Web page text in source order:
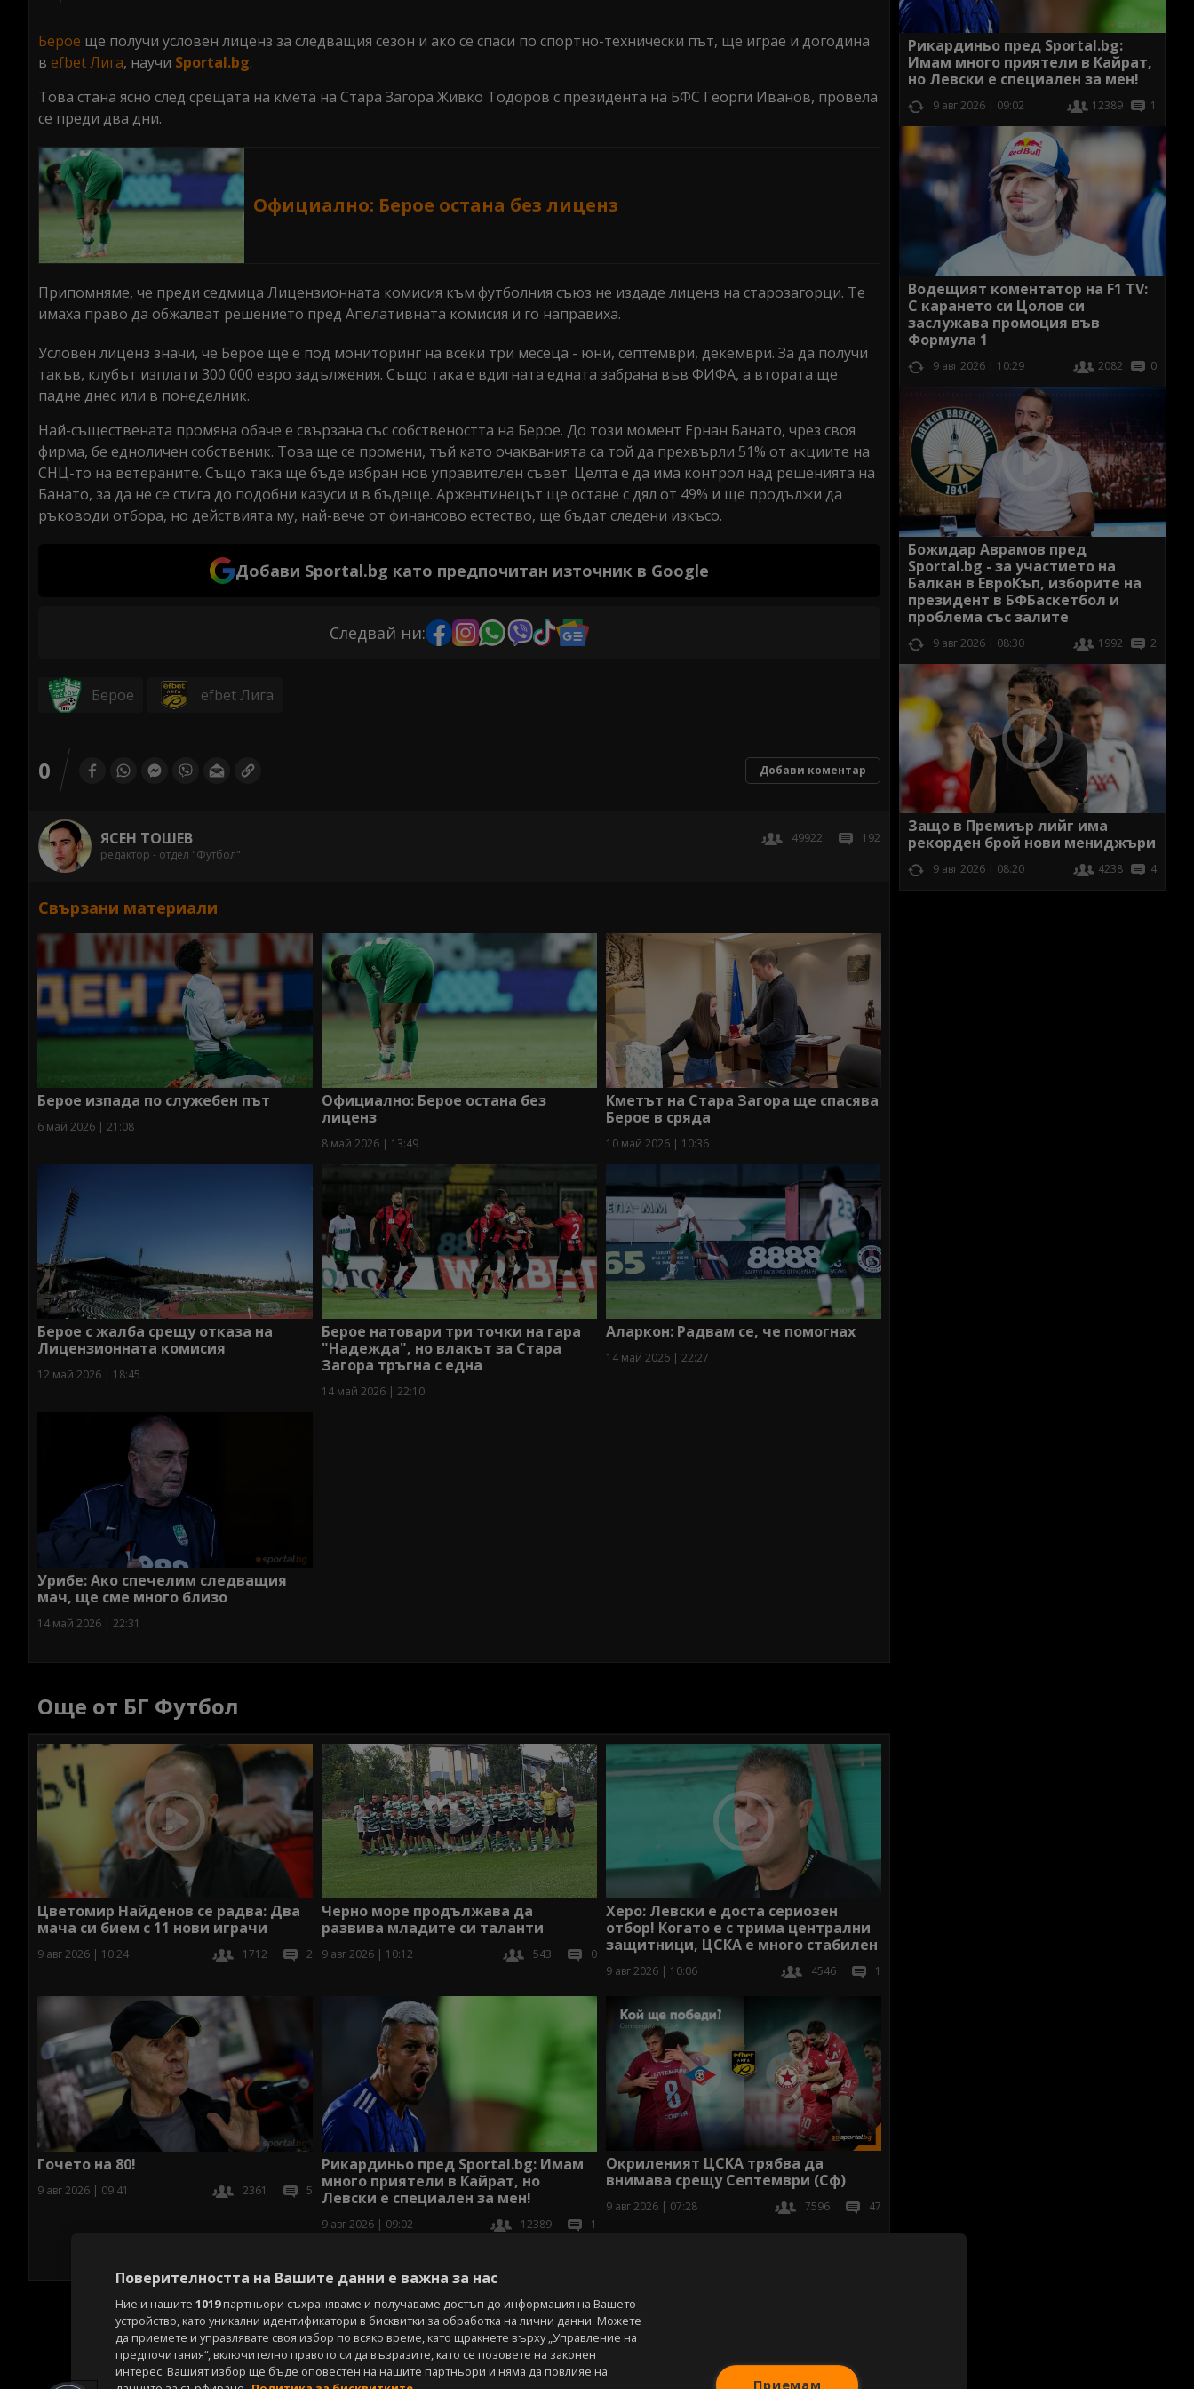
Берое ще получи условен лиценз за следващия сезон и ако се спаси по спортно-технически път, ще играе и догодина
в efbet Лига, научи Sportal.bg.
Това стана ясно след срещата на кмета на Стара Загора Живко Тодоров с президента на БФС Георги Иванов, провела
се преди два дни.
Официално: Берое остана без лиценз
Припомняме, че преди седмица Лицензионната комисия към футболния съюз не издаде лиценз на старозагорци. Те
имаха право да обжалват решението пред Апелативната комисия и го направиха.
Условен лиценз значи, че Берое ще е под мониторинг на всеки три месеца - юни, септември, декември. За да получи
такъв, клубът изплати 300 000 евро задължения. Също така е вдигната едната забрана във ФИФА, а втората ще
падне днес или в понеделник.
Най-съществената промяна обаче е свързана със собствеността на Берое. До този момент Ернан Банато, чрез своя
фирма, бе едноличен собственик. Това ще се промени, тъй като очакванията са той да прехвърли 51% от акциите на
СНЦ-то на ветераните. Също така ще бъде избран нов управителен съвет. Целта е да има контрол над решенията на
Банато, за да не се стига до подобни казуси и в бъдеще. Аржентинецът ще остане с дял от 49% и ще продължи да
ръководи отбора, но действията му, най-вече от финансово естество, ще бъдат следени изкъсо.
Добави Sportal.bg като предпочитан източник в Google
Следвай ни:
Берое efbet Лига
0 Добави коментар
ЯСЕН ТОШЕВ
редактор - отдел "Футбол"
49922 192
Свързани материали
Берое изпада по служебен път
6 май 2026 | 21:08
Официално: Берое остана без
лиценз
8 май 2026 | 13:49
Кметът на Стара Загора ще спасява
Берое в сряда
10 май 2026 | 10:36
Берое с жалба срещу отказа на
Лицензионната комисия
12 май 2026 | 18:45
Берое натовари три точки на гара
"Надежда", но влакът за Стара
Загора тръгна с една
14 май 2026 | 22:10
Аларкон: Радвам се, че помогнах
14 май 2026 | 22:27
Урибе: Ако спечелим следващия
мач, ще сме много близо
14 май 2026 | 22:31
Още от БГ Футбол
Цветомир Найденов се радва: Два
мача си бием с 11 нови играчи
9 авг 2026 | 10:24 1712 2
Черно море продължава да
развива младите си таланти
9 авг 2026 | 10:12 543 0
Херо: Левски е доста сериозен
отбор! Когато е с трима централни
защитници, ЦСКА е много стабилен
9 авг 2026 | 10:06 4546 1
Гочето на 80!
9 авг 2026 | 09:41 2361 5
Рикардиньо пред Sportal.bg: Имам
много приятели в Кайрат, но
Левски е специален за мен!
9 авг 2026 | 09:02 12389 1
Окриленият ЦСКА трябва да
внимава срещу Септември (Сф)
9 авг 2026 | 07:28 7596 47
Рикардиньо пред Sportal.bg:
Имам много приятели в Кайрат,
но Левски е специален за мен!
9 авг 2026 | 09:02 12389 1
Водещият коментатор на F1 TV:
С карането си Цолов си
заслужава промоция във
Формула 1
9 авг 2026 | 10:29 2082 0
Божидар Аврамов пред
Sportal.bg - за участието на
Балкан в ЕвроКъп, изборите на
президент в БФБаскетбол и
проблема със залите
9 авг 2026 | 08:30 1992 2
Защо в Премиър лийг има
рекорден брой нови мениджъри
9 авг 2026 | 08:20 4238 4
Поверителността на Вашите данни е важна за нас
Ние и нашите 1019партньори съхраняваме и получаваме достъп до информация на Вашето
устройство, като уникални идентификатори в бисквитки за обработка на лични данни. Можете
да приемете и управлявате своя избор по всяко време, като щракнете върху „Управление на
предпочитания“, включително правото си да възразите, като се позовете на законен
интерес. Вашият избор ще бъде оповестен на нашите партньори и няма да повлияе на
Приемам